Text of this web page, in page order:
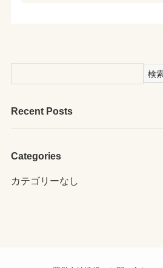
検
Recent Posts
Categories
カテゴリーなし